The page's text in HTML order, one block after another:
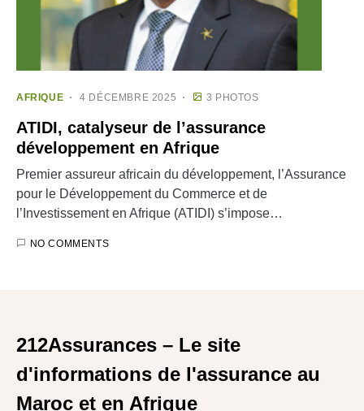
AFRIQUE 4 DÉCEMBRE 2025 3 PHOTOS
ATIDI, catalyseur de l’assurance
développement en Afrique
Premier assureur africain du développement, l’Assurance
pour le Développement du Commerce et de
l’Investissement en Afrique (ATIDI) s’impose…
NO COMMENTS
212Assurances – Le site
d'informations de l'assurance au
Maroc et en Afrique